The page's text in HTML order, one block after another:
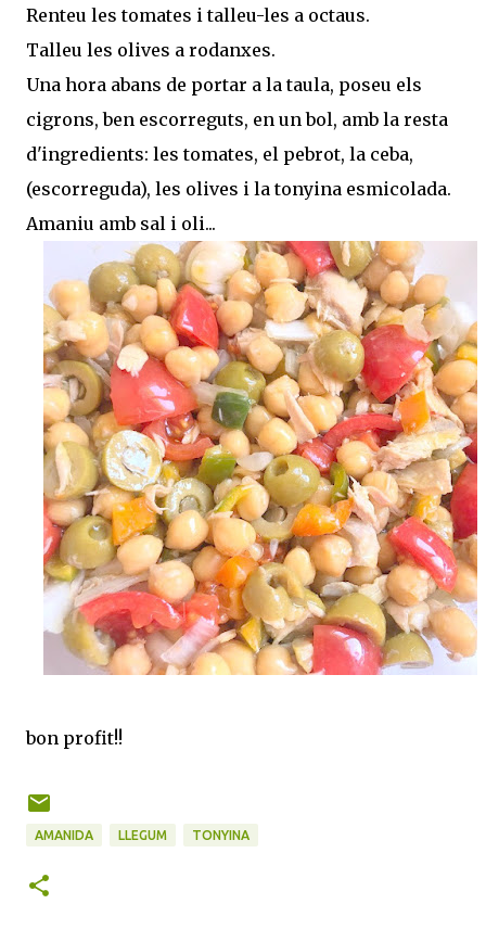
Renteu les tomates i talleu-les a octaus.
Talleu les olives a rodanxes.
Una hora abans de portar a la taula, poseu els
cigrons, ben escorreguts, en un bol, amb la resta
d'ingredients: les tomates, el pebrot, la ceba,
(escorreguda), les olives i la tonyina esmicolada.
Amaniu amb sal i oli...
bon profit!!
AMANIDA LLEGUM TONYINA